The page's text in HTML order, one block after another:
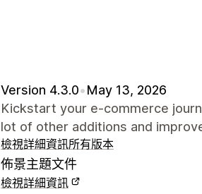
Version 4.3.0•May 13, 2026
Kickstart your e-commerce
lot of other additions and
檢視詳細資訊所有版本
佈景主題文件
檢視詳細資訊